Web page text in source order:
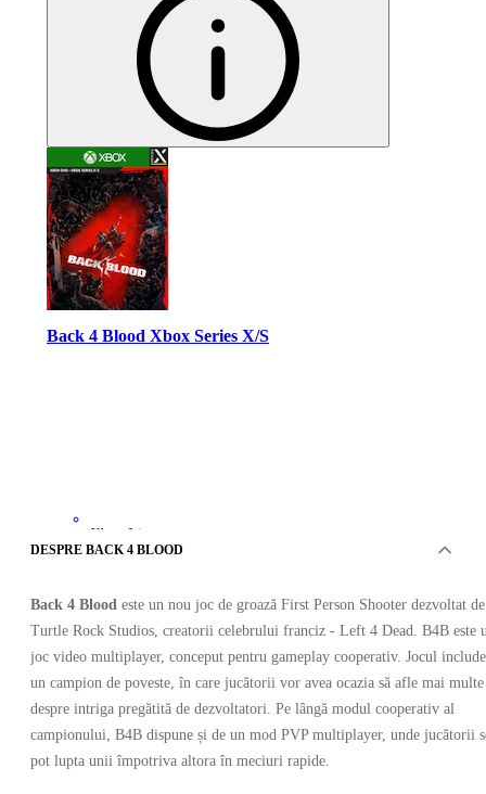
Back 4 Blood Xbox Series X/S
Xbox Live
•
STATELE UNITE
78.44 RON
314.50 RON
- 75%
DESPRE BACK 4 BLOOD
Back 4 Blood este un nou joc de groază First Person Shooter dezvoltat de
Turtle Rock Studios, creatorii celebrului franciz - Left 4 Dead. B4B este
joc video multiplayer, conceput pentru gameplay cooperativ. Jocul include
un campion de poveste, în care jucătorii vor avea ocazia să afle mai multe
despre intriga pregătită de dezvoltatori. Pe lângă modul cooperativ al
campionului, B4B dispune și de un mod PVP multiplayer, unde jucătorii
pot lupta unii împotriva altora în meciuri rapide.